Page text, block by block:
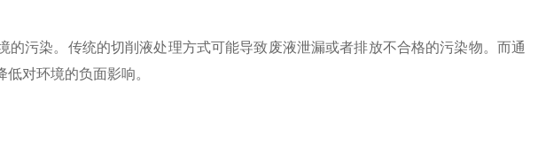
污染。传统的切削液处理方式可能导致废液泄漏或者排放不合格的污染物。而通
对环境的负面影响。